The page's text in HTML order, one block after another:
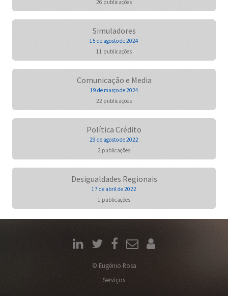
26 publicações
Simuladores
15 de agosto de 2024
11 publicações
Comunicação e Media
19 de março de 2024
22 publicações
Política Crédito
29 de agosto de 2022
2 publicações
Desigualdades Regionais
17 de abril de 2022
1 publicações
© Eugénio Rosa
Serviços